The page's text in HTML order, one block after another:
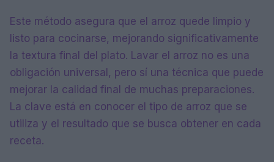
Este método asegura que el arroz quede limpio y
listo para cocinarse, mejorando significativamente
la textura final del plato. Lavar el arroz no es una
obligación universal, pero sí una técnica que puede
mejorar la calidad final de muchas preparaciones.
La clave está en conocer el tipo de arroz que se
utiliza y el resultado que se busca obtener en cada
receta.